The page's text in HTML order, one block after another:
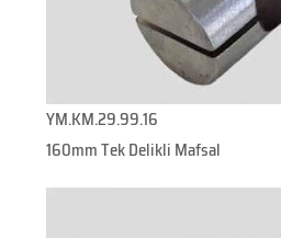
YM.KM.29.99.16
160mm Tek Delikli Mafsal